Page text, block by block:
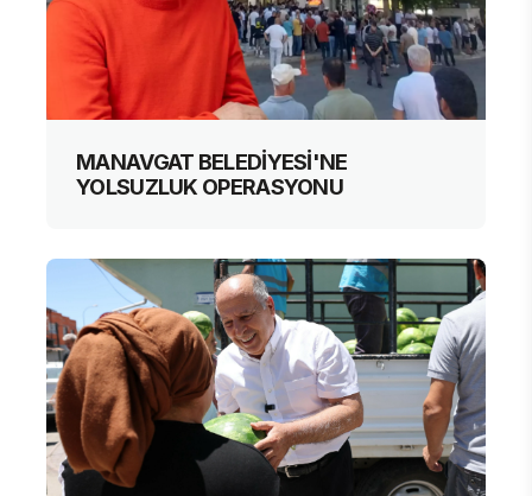
MANAVGAT BELEDİYESİ'NE
YOLSUZLUK OPERASYONU